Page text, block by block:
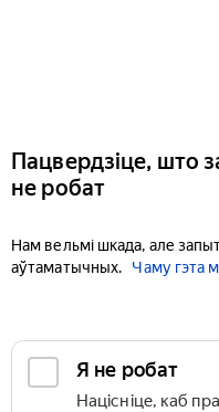
Пацвердзіце, што
не робат
Нам вельмі шкада, але
аўтаматычных.
Чаму гэта
Я не робат
Націсніце, каб